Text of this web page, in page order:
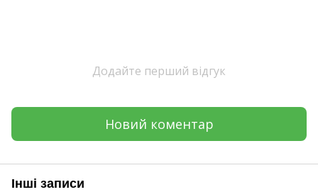
Додайте перший відгук
Новий коментар
Інші записи